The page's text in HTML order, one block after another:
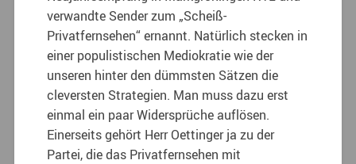
verwandte Sender zum „Scheiß-
Privatfernsehen“ ernannt. Natürlich stecken in
einer populistischen Mediokratie wie der
unseren hinter den dümmsten Sätzen die
cleversten Strategien. Man muss dazu erst
einmal ein paar Widersprüche auflösen.
Einerseits gehört Herr Oettinger ja zu der
Partei, die das Privatfernsehen mit